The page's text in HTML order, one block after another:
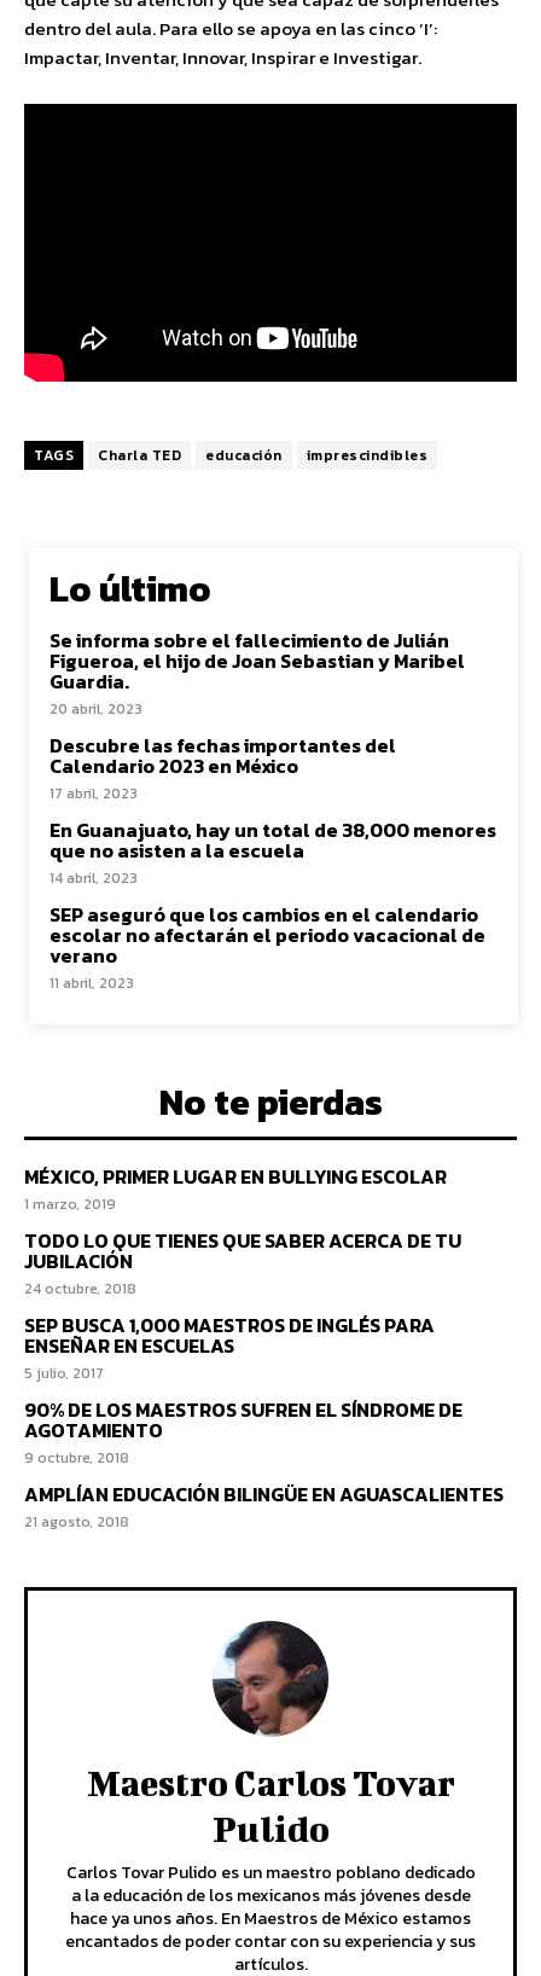
dentro del aula. Para ello se apoya en las cinco ‘I’:
Impactar, Inventar, Innovar, Inspirar e Investigar.
TAGS Charla TED educación imprescindibles
Lo último
Se informa sobre el fallecimiento de Julián
Figueroa, el hijo de Joan Sebastian y Maribel
Guardia.
20 abril, 2023
Descubre las fechas importantes del
Calendario 2023 en México
17 abril, 2023
En Guanajuato, hay un total de 38,000 menores
que no asisten a la escuela
14 abril, 2023
SEP aseguró que los cambios en el calendario
escolar no afectarán el periodo vacacional de
verano
11 abril, 2023
No te pierdas
MÉXICO, PRIMER LUGAR EN BULLYING ESCOLAR
1 marzo, 2019
TODO LO QUE TIENES QUE SABER ACERCA DE TU
JUBILACIÓN
24 octubre, 2018
SEP BUSCA 1,000 MAESTROS DE INGLÉS PARA
ENSEÑAR EN ESCUELAS
5 julio, 2017
90% DE LOS MAESTROS SUFREN EL SÍNDROME DE
AGOTAMIENTO
9 octubre, 2018
AMPLÍAN EDUCACIÓN BILINGÜE EN AGUASCALIENTES
21 agosto, 2018
Maestro Carlos Tovar
Pulido
Carlos Tovar Pulido es un maestro poblano dedicado
a la educación de los mexicanos más jóvenes desde
hace ya unos años. En Maestros de México estamos
encantados de poder contar con su experiencia y sus
artículos.